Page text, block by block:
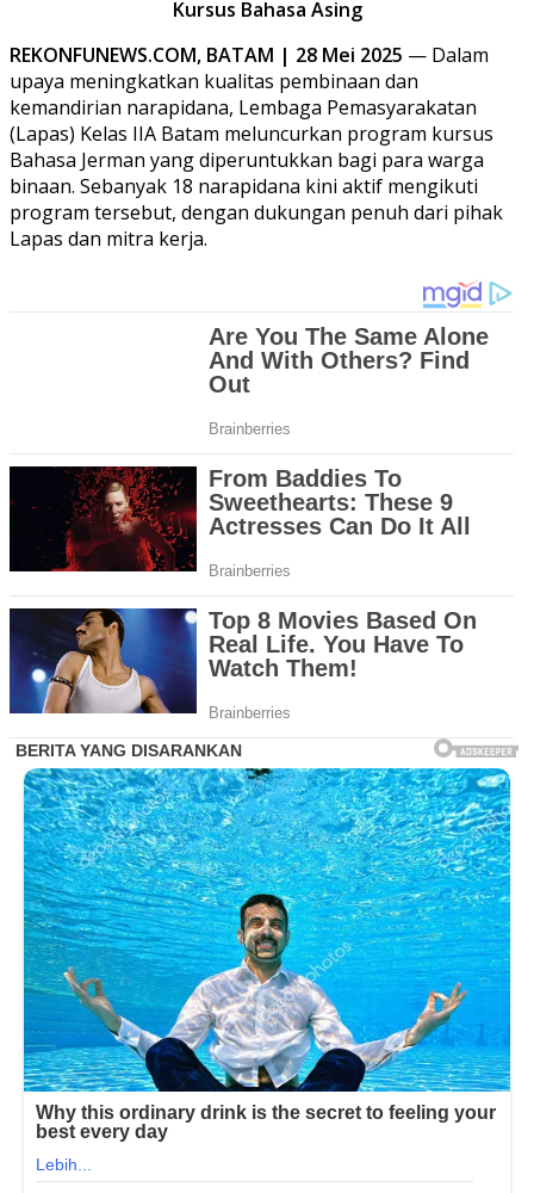
Kursus Bahasa Asing
REKONFUNEWS.COM, BATAM | 28 Mei 2025 — Dalam
upaya meningkatkan kualitas pembinaan dan
kemandirian narapidana, Lembaga Pemasyarakatan
(Lapas) Kelas IIA Batam meluncurkan program kursus
Bahasa Jerman yang diperuntukkan bagi para warga
binaan. Sebanyak 18 narapidana kini aktif mengikuti
program tersebut, dengan dukungan penuh dari pihak
Lapas dan mitra kerja.